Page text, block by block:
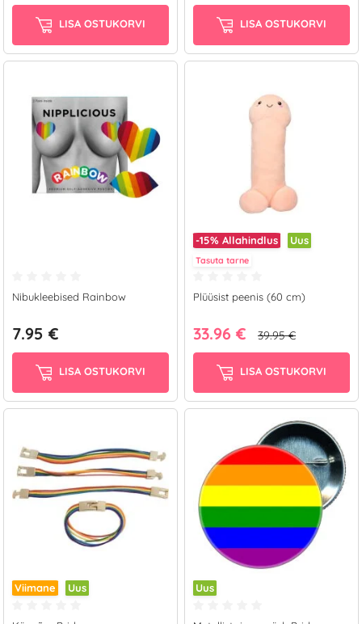
LISA OSTUKORVI LISA OSTUKORVI
Nibukleebised Rainbow
7.95 €
LISA OSTUKORVI
-15% Allahindlus Uus
Tasuta tarne
Plüüsist peenis (60 cm)
33.96 € 39.95 €
LISA OSTUKORVI
Viimane Uus Uus